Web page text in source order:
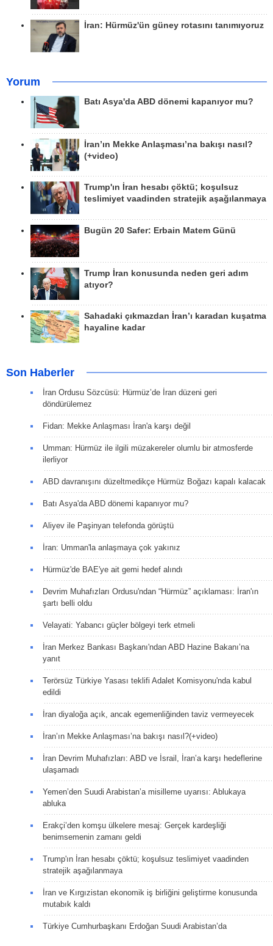
İran: Hürmüz'ün güney rotasını tanımıyoruz
Yorum
Batı Asya'da ABD dönemi kapanıyor mu?
İran’ın Mekke Anlaşması’na bakışı nasıl?
(+video)
Trump'ın İran hesabı çöktü; koşulsuz
teslimiyet vaadinden stratejik aşağılanmaya
Bugün 20 Safer: Erbain Matem Günü
Trump İran konusunda neden geri adım
atıyor?
Sahadaki çıkmazdan İran’ı karadan kuşatma
hayaline kadar
Son Haberler
İran Ordusu Sözcüsü: Hürmüz’de İran düzeni geri
döndürülemez
Fidan: Mekke Anlaşması İran'a karşı değil
Umman: Hürmüz ile ilgili müzakereler olumlu bir atmosferde
ilerliyor
ABD davranışını düzeltmedikçe Hürmüz Boğazı kapalı kalacak
Batı Asya'da ABD dönemi kapanıyor mu?
Aliyev ile Paşinyan telefonda görüştü
İran: Umman'la anlaşmaya çok yakınız
Hürmüz'de BAE'ye ait gemi hedef alındı
Devrim Muhafızları Ordusu'ndan “Hürmüz” açıklaması: İran'ın
şartı belli oldu
Velayati: Yabancı güçler bölgeyi terk etmeli
İran Merkez Bankası Başkanı'ndan ABD Hazine Bakanı’na
yanıt
Terörsüz Türkiye Yasası teklifi Adalet Komisyonu'nda kabul
edildi
İran diyaloğa açık, ancak egemenliğinden taviz vermeyecek
İran’ın Mekke Anlaşması’na bakışı nasıl?(+video)
İran Devrim Muhafızları: ABD ve İsrail, İran’a karşı hedeflerine
ulaşamadı
Yemen’den Suudi Arabistan’a misilleme uyarısı: Ablukaya
abluka
Erakçi’den komşu ülkelere mesaj: Gerçek kardeşliği
benimsemenin zamanı geldi
Trump'ın İran hesabı çöktü; koşulsuz teslimiyet vaadinden
stratejik aşağılanmaya
İran ve Kırgızistan ekonomik iş birliğini geliştirme konusunda
mutabık kaldı
Türkiye Cumhurbaşkanı Erdoğan Suudi Arabistan’da